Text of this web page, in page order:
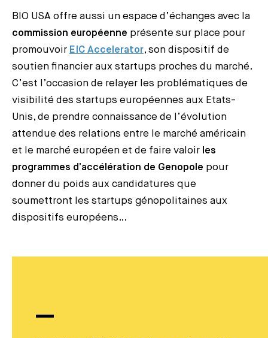
BIO USA offre aussi un espace d’échanges avec la
commission européenne présente sur place pour
promouvoir EIC Accelerator, son dispositif de
soutien financier aux startups proches du marché.
C’est l’occasion de relayer les problématiques de
visibilité des startups européennes aux Etats-
Unis, de prendre connaissance de l’évolution
attendue des relations entre le marché américain
et le marché européen et de faire valoir les
programmes d’accélération de Genopole pour
donner du poids aux candidatures que
soumettront les startups génopolitaines aux
dispositifs européens…